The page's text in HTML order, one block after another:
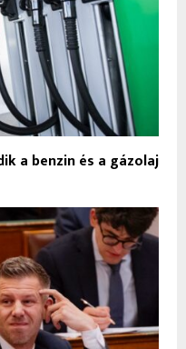
a benzin és a gázolaj